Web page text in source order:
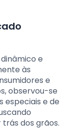
e
às
e
observou-se
especiais e de
dos grãos.